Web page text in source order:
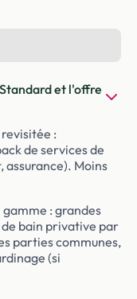
et l'offre
:
de services de
Moins
: grandes
bain privative par
parties communes,
(si